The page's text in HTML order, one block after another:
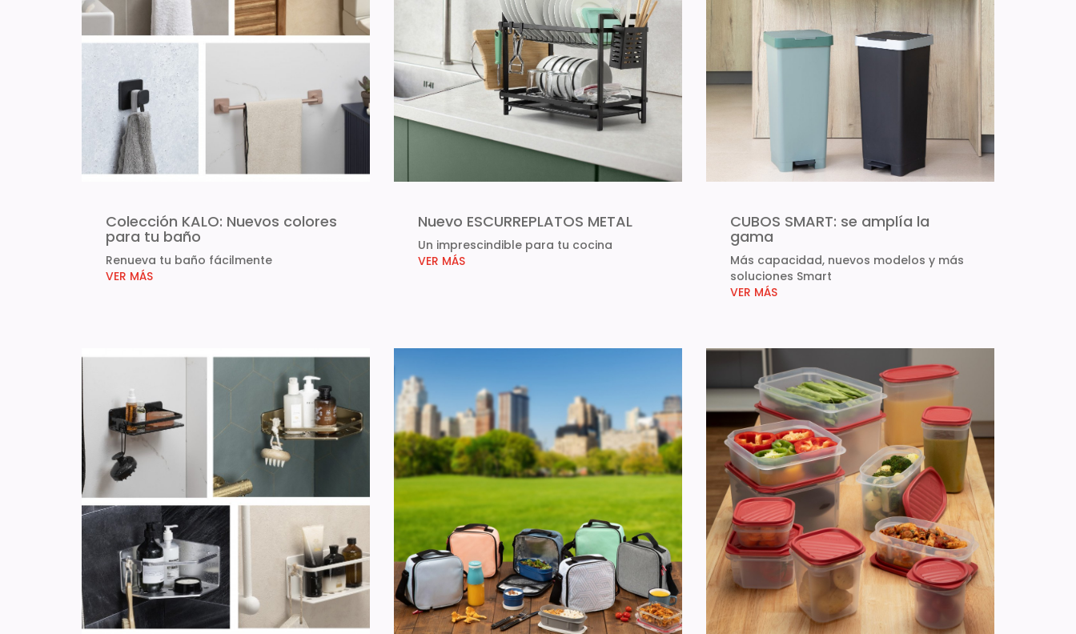
Colección KALO: Nuevos colores
para tu baño
Renueva tu baño fácilmente
VER MÁS
Nuevo ESCURREPLATOS METAL
Un imprescindible para tu cocina
VER MÁS
CUBOS SMART: se amplía la
gama
Más capacidad, nuevos modelos y más
soluciones Smart
VER MÁS